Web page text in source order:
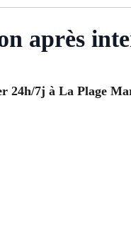
après
24h/7j à La Plage